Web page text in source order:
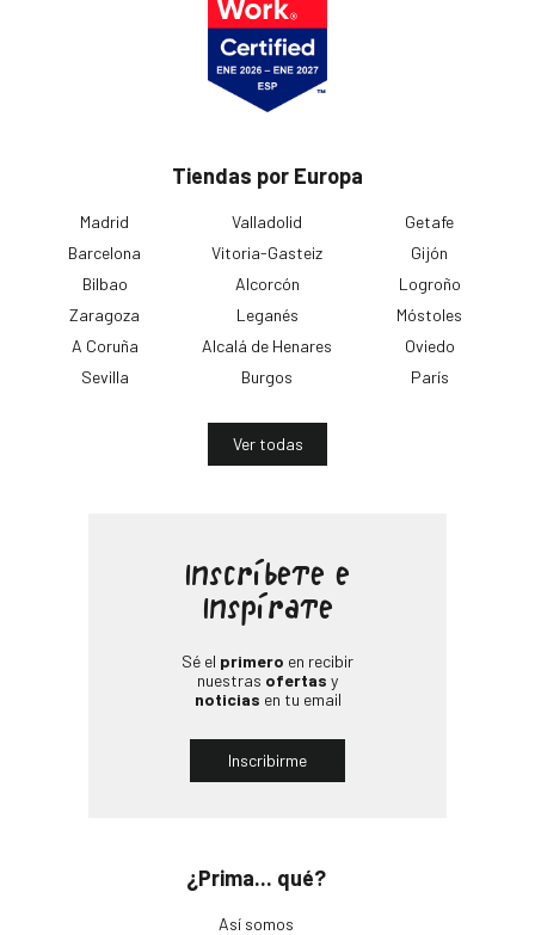
Tiendas por Europa
Madrid
Barcelona
Bilbao
Zaragoza
A Coruña
Sevilla
Valladolid
Vitoria-Gasteiz
Alcorcón
Leganés
Alcalá de Henares
Burgos
Getafe
Gijón
Logroño
Móstoles
Oviedo
París
Ver todas
¿Prima... qué?
Así somos
Inscríbete e
Inspírate
Sé el primero en recibir
nuestras ofertas y
noticias en tu email
Inscribirme